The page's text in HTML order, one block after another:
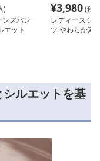
)
ンズパン
エット
¥3,980(税
レディースジ
ツ やわらか素
ルエットを基